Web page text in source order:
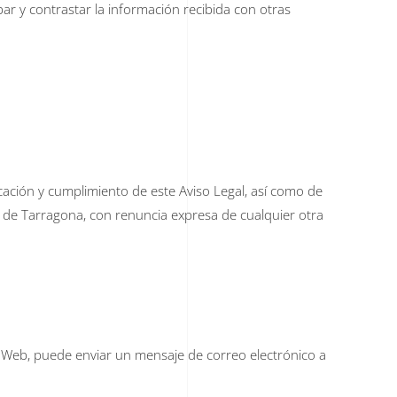
y contrastar la información recibida con otras
y cumplimiento de este Aviso Legal, así como de
Tarragona, con renuncia expresa de cualquier otra
puede enviar un mensaje de correo electrónico a